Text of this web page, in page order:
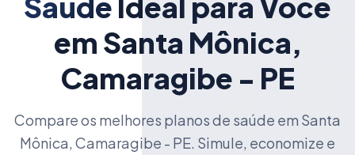
em Santa Mônica,
Camaragibe - PE
Compare os melhores planos de saúde em Santa
Mônica, Camaragibe - PE. Simule, economize e